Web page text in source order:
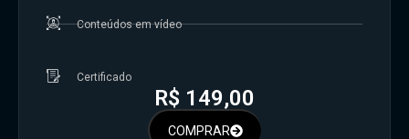
Conteúdos em vídeo
Certificado
R$ 149,00
COMPRAR